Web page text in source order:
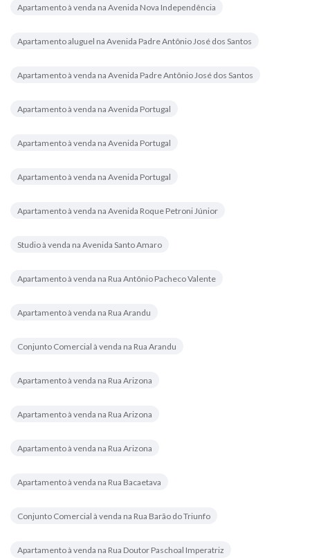
Apartamento à venda na Avenida Nova Independência
Apartamento aluguel na Avenida Padre Antônio José dos Santos
Apartamento à venda na Avenida Padre Antônio José dos Santos
Apartamento à venda na Avenida Portugal
Apartamento à venda na Avenida Portugal
Apartamento à venda na Avenida Portugal
Apartamento à venda na Avenida Roque Petroni Júnior
Studio à venda na Avenida Santo Amaro
Apartamento à venda na Rua Antônio Pacheco Valente
Apartamento à venda na Rua Arandu
Conjunto Comercial à venda na Rua Arandu
Apartamento à venda na Rua Arizona
Apartamento à venda na Rua Arizona
Apartamento à venda na Rua Arizona
Apartamento à venda na Rua Bacaetava
Conjunto Comercial à venda na Rua Barão do Triunfo
Apartamento à venda na Rua Doutor Paschoal Imperatriz